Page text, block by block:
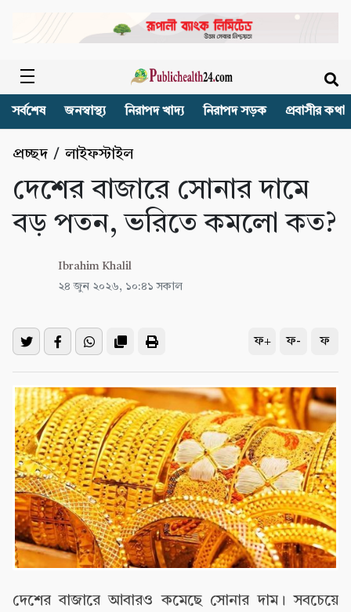
সর্বশেষ জনস্বাস্থ্য নিরাপদ খাদ্য নিরাপদ সড়ক প্রবাসীর কথা
প্রচ্ছদ /লাইফস্টাইল
দেশের বাজারে সোনার দামে
বড় পতন, ভরিতে কমলো কত?
Ibrahim Khalil
২৪ জুন ২০২৬, ১০:৪১ সকাল
ফ+ ফ- ফ
দেশের বাজারে আবারও কমেছে সোনার দাম। সবচেয়ে